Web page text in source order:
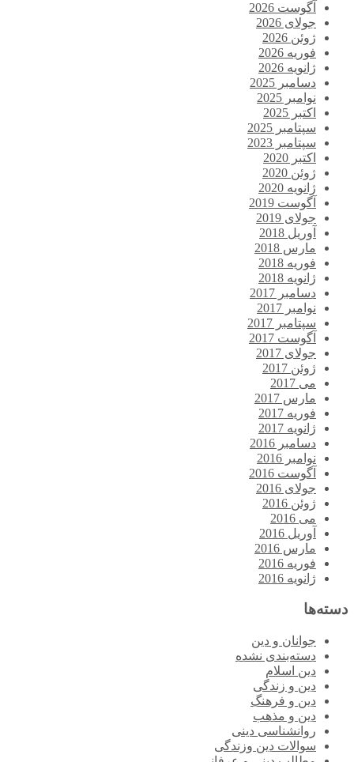
آگوست 2026
جولای 2026
ژوئن 2026
فوریه 2026
ژانویه 2026
دسامبر 2025
نوامبر 2025
اکتبر 2025
سپتامبر 2025
سپتامبر 2023
اکتبر 2020
ژوئن 2020
ژانویه 2020
آگوست 2019
جولای 2019
آوریل 2018
مارس 2018
فوریه 2018
ژانویه 2018
دسامبر 2017
نوامبر 2017
سپتامبر 2017
آگوست 2017
جولای 2017
ژوئن 2017
می 2017
مارس 2017
فوریه 2017
ژانویه 2017
دسامبر 2016
نوامبر 2016
آگوست 2016
جولای 2016
ژوئن 2016
می 2016
آوریل 2016
مارس 2016
فوریه 2016
ژانویه 2016
دسته‌ها
جوانان و دین
دسته‌بندی نشده
دین اسلام
دین و زندگی
دین و فرهنگ
دین و مذهب
روانشناسی دینی
سوالات دین وزندگی